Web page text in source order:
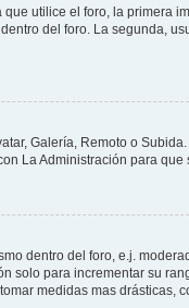
utilice el foro, la primera
del foro. La segunda,
Galería, Remoto o
La Administración para que
dentro del foro, e.j.
solo para incrementar su
medidas mas drásticas,